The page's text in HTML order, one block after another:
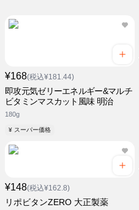
¥168(税込¥181.44)
即攻元気ゼリーエネルギー&マルチ
ビタミンマスカット風味 明治
180g
¥ スーパー価格
¥148(税込¥162.8)
リポビタンZERO 大正製薬